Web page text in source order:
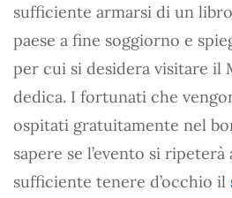
sufficiente armarsi di un
paese a fine soggiorno e
per cui si desidera visitare il
dedica. I fortunati che
ospitati gratuitamente nel
sapere se l’evento si
sufficiente tenere d’occhio il